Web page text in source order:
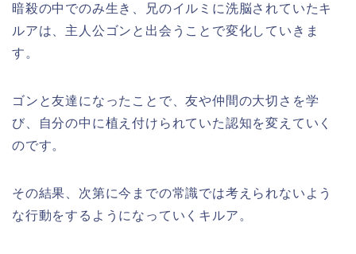
暗殺の中でのみ生き、兄のイルミに洗脳されていたキ
ルアは、主人公ゴンと出会うことで変化していきま
す。
ゴンと友達になったことで、友や仲間の大切さを学
び、自分の中に植え付けられていた認知を変えていく
のです。
その結果、次第に今までの常識では考えられないよう
な行動をするようになっていくキルア。